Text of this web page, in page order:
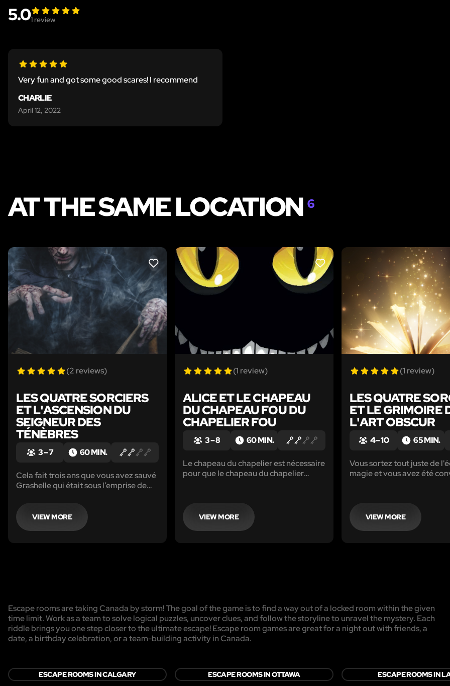
5.01 review
Very fun and got some good scares! I recommend
CHARLIE
April 12, 2022
AT THE SAME LOCATION6
LIKE
(2 reviews)
LES QUATRE SORCIERS
ET L'ASCENSION DU
SEIGNEUR DES
TÉNÈBRES
3 – 7 60 MIN.
Cela fait trois ans que vous avez sauvé
Grashelle qui était sous l’emprise de
vous êtes devenu l’un des plus
puissants sorciers de la région...
VIEW MORE
LIKE
(1 review)
ALICE ET LE CHAPEAU
DU CHAPEAU FOU DU
CHAPELIER FOU
3 – 8 60 MIN.
Le chapeau du chapelier est nécessaire
pour que le chapeau du chapelier
trouve tout le pouvoir du chapeau du
chapelier.
VIEW MORE
(1 review)
LES QUATRE
ET LE GRIMOIRE
L'ART OBSCUR
4 – 10 65 MIN.
Vous sortez tout juste de
magie et vous avez été
sauver de la méchante
VIEW MORE
Escape rooms are taking Canada by storm! The goal of the game is to find a way out of a locked room within the given
time limit. Work as a team to solve logical puzzles, uncover clues, and follow the storyline to unravel the mystery. Each
riddle brings you one step closer to the ultimate escape! Escape room games are great for a night out with friends, a
date, a birthday celebration, or a team-building activity in Canada.
ESCAPE ROOMS IN CALGARY ESCAPE ROOMS IN OTTAWA ESCAPE ROOMS IN